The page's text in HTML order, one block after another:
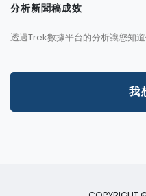
分析新聞稿成效
透過Trek數據平台的分析讓您知
我